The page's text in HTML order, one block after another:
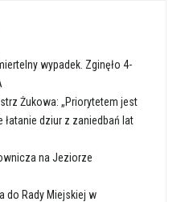
wypadek. Zginęło 4-
Żukowa: „Priorytetem jest
dziur z zaniedbań lat
na Jeziorze
do Rady Miejskiej w